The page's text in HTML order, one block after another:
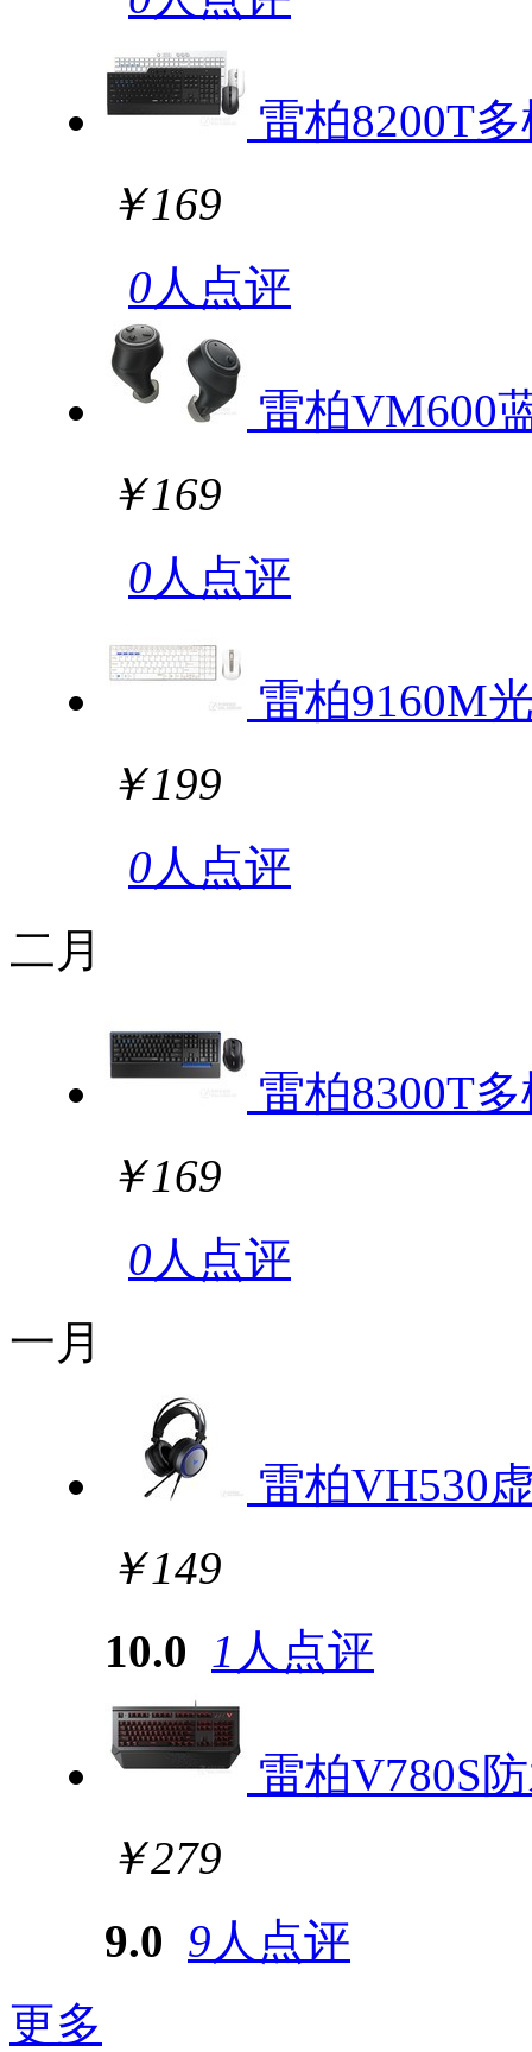
雷柏8200T
￥169
0人点评
雷柏VM600
￥169
0人点评
雷柏9160M
￥199
0人点评
二月
雷柏8300T
￥169
0人点评
一月
雷柏VH530
￥149
10.0 1 人点评
雷柏V780S
￥279
9.0 9人点评
更多